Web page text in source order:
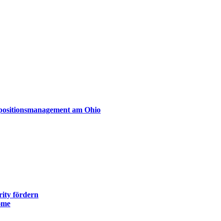
am Ohio
fördern